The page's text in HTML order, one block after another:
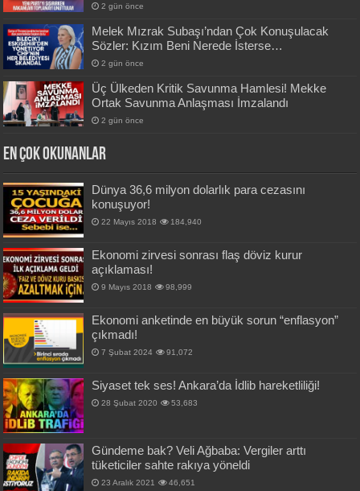
2 gün önce
Melek Mızrak Subaşı’ndan Çok Konuşulacak
Sözler: Kızım Beni Nerede İsterse…
2 gün önce
Üç Ülkeden Kritik Savunma Hamlesi! Mekke
Ortak Savunma Anlaşması İmzalandı
2 gün önce
En Çok okunanlar
Dünya 36,6 milyon dolarlık para cezasını
konuşuyor!
22 Mayıs 2018 184,940
Ekonomi zirvesi sonrası flaş döviz kurur
açıklaması!
9 Mayıs 2018 98,999
Ekonomi anketinde en büyük sorun “enflasyon”
çıkmadı!
7 Şubat 2024 91,072
Siyaset tek ses! Ankara’da İdlib hareketliliği!
28 Şubat 2020 53,683
Gündeme bak? Veli Ağbaba: Vergiler arttı
tüketiciler sahte rakıya yöneldi
23 Aralık 2021 46,651